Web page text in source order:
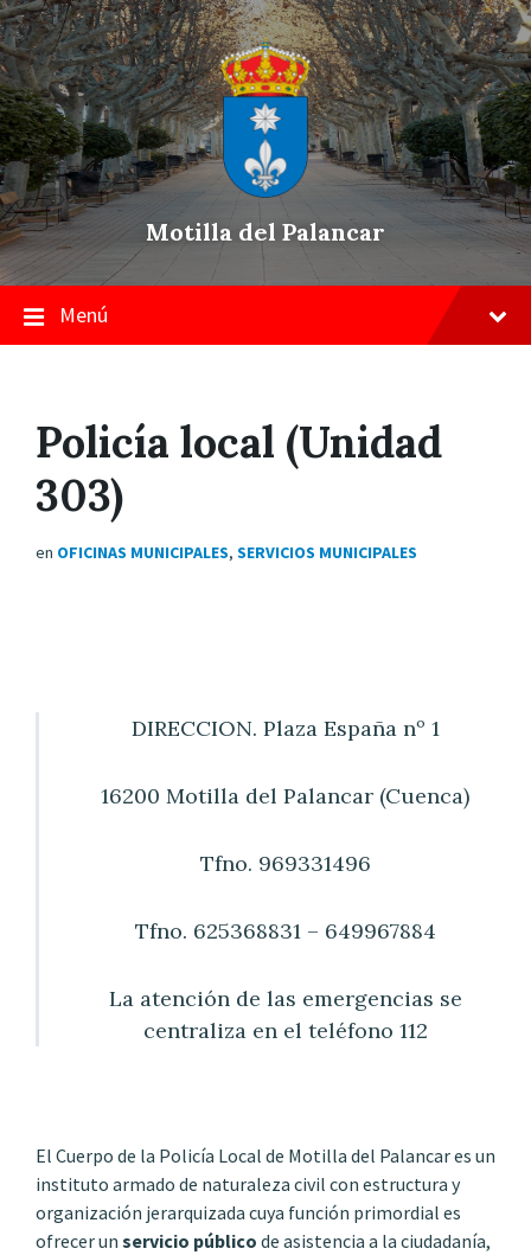
Skip
to
content
Saltar
a
la
navegación
principal
Saltar
a
pie
de
página
Motilla del Palancar
Menú
Policía local (Unidad
303)
en OFICINAS MUNICIPALES, SERVICIOS MUNICIPALES
DIRECCION. Plaza España nº 1
16200 Motilla del Palancar (Cuenca)
Tfno. 969331496
Tfno. 625368831 – 649967884
La atención de las emergencias se
centraliza en el teléfono 112
El Cuerpo de la Policía Local de Motilla del Palancar es un
instituto armado de naturaleza civil con estructura y
organización jerarquizada cuya función primordial es
ofrecer un servicio público de asistencia a la ciudadanía,